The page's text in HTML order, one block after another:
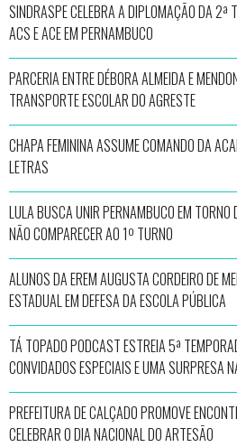
SINDRASPE CELEBRA A DIPLOMAÇÃO DA 2ª
ACS E ACE EM PERNAMBUCO
PARCERIA ENTRE DÉBORA ALMEIDA E
TRANSPORTE ESCOLAR DO AGRESTE
CHAPA FEMININA ASSUME COMANDO DA
LETRAS
LULA BUSCA UNIR PERNAMBUCO EM TORNO
NÃO COMPARECER AO 1º TURNO
ALUNOS DA EREM AUGUSTA CORDEIRO DE
ESTADUAL EM DEFESA DA ESCOLA PÚBLICA
TÁ TOPADO PODCAST ESTREIA 5ª
CONVIDADOS ESPECIAIS E UMA SURPRESA
PREFEITURA DE CALÇADO PROMOVE
CELEBRAR O DIA NACIONAL DO ARTESÃO